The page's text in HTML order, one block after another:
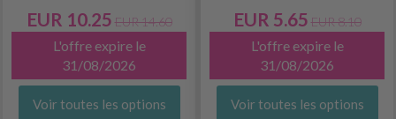
EUR 10.25 EUR 14.60
L'offre expire le
31/08/2026
Voir toutes les options
EUR 5.65 EUR 8.10
L'offre expire le
31/08/2026
Voir toutes les options